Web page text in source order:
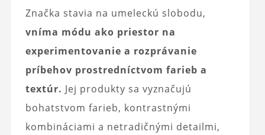
Značka stavia na umeleckú slobodu,
vníma módu ako priestor na
experimentovanie a rozprávanie
príbehov prostredníctvom farieb a
textúr. Jej produkty sa vyznačujú
bohatstvom farieb, kontrastnými
kombináciami a netradičnými detailmi,